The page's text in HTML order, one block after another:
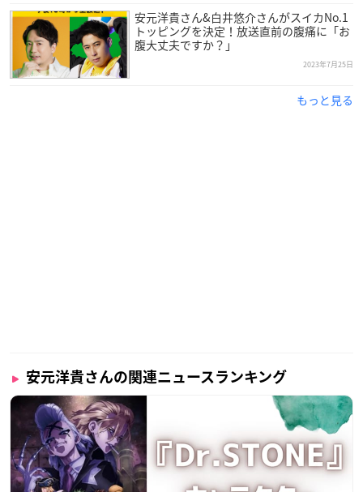
安元洋貴さん&白井悠介さんがスイカNo.1
トッピングを決定！放送直前の腹痛に「お
腹大丈夫ですか？」
2023年7月25日
もっと見る
安元洋貴さんの関連ニュースランキング